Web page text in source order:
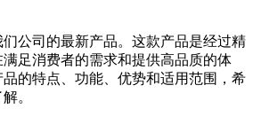
公司的最新产品。这款产品是经过精
足消费者的需求和提供高品质的体
的特点、功能、优势和适用范围，希
。